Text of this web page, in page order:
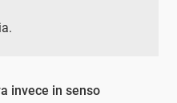
invece in senso